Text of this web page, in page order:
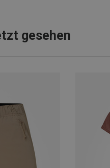
gesehen